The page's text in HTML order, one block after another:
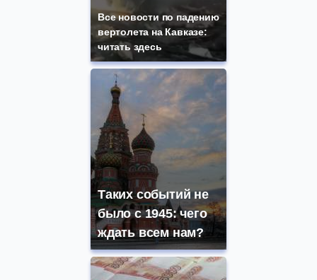
Все новости по падению
вертолета на Кавказе:
читать здесь
Таких событий не
было с 1945: чего
ждать всем нам?